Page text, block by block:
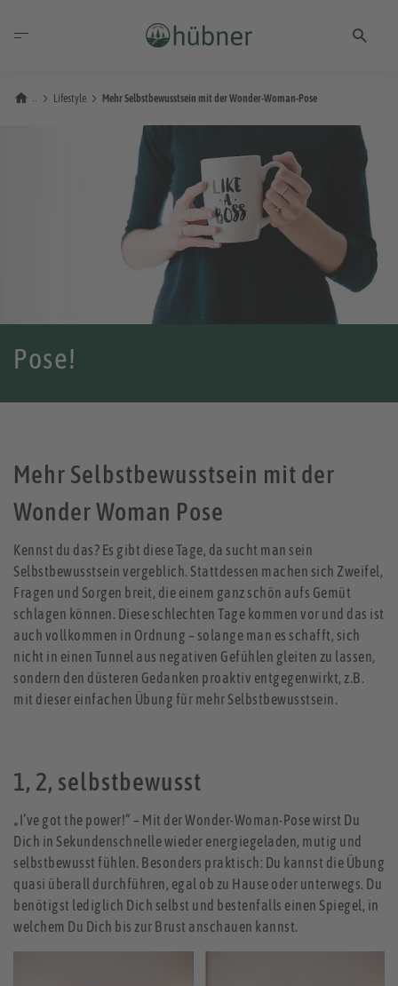
Lifestyle Mehr Selbstbewusstsein mit der Wonder-Woman-Pose
Pose!
Mehr Selbstbewusstsein mit der
Wonder Woman Pose
Kennst du das? Es gibt diese Tage, da sucht man sein
Selbstbewusstsein vergeblich. Stattdessen machen sich Zweifel,
Fragen und Sorgen breit, die einem ganz schön aufs Gemüt
schlagen können. Diese schlechten Tage kommen vor und das ist
auch vollkommen in Ordnung – solange man es schafft, sich
nicht in einen Tunnel aus negativen Gefühlen gleiten zu lassen,
sondern den düsteren Gedanken proaktiv entgegenwirkt, z.B.
mit dieser einfachen Übung für mehr Selbstbewusstsein.
1, 2, selbstbewusst
„I’ve got the power!“ – Mit der Wonder-Woman-Pose wirst Du
Dich in Sekundenschnelle wieder energiegeladen, mutig und
selbstbewusst fühlen. Besonders praktisch: Du kannst die Übung
quasi überall durchführen, egal ob zu Hause oder unterwegs. Du
benötigst lediglich Dich selbst und bestenfalls einen Spiegel, in
welchem Du Dich bis zur Brust anschauen kannst.